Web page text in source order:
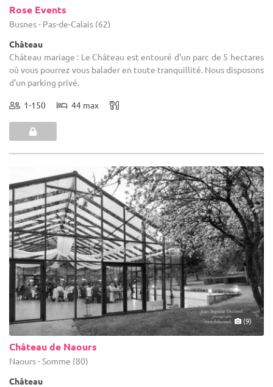
Rose Events
Busnes - Pas-de-Calais (62)
Château
Château mariage : Le Château est entouré d'un parc de 5 hectares
où vous pourrez vous balader en toute tranquillité. Nous disposons
d'un parking privé.
1-150 44 max
(9)
Château de Naours
Naours - Somme (80)
Château